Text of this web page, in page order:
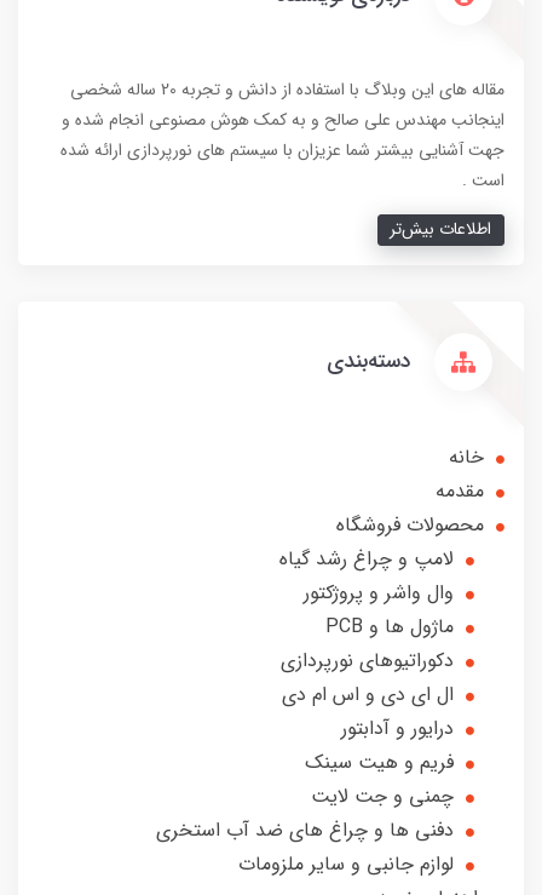
مقاله های این وبلاگ با استفاده از دانش و تجربه 20 ساله شخصی
اینجانب مهندس علی صالح و به کمک هوش مصنوعی انجام شده و
جهت آشنایی بیشتر شما عزیزان با سیستم های نورپردازی ارائه شده
است .
اطلاعات بیش‌تر
دسته‌بندی
خانه
مقدمه
محصولات فروشگاه
لامپ و چراغ رشد گیاه
وال واشر و پروژکتور
ماژول ها و PCB
دکوراتیوهای نورپردازی
ال ای دی و اس ام دی
درایور و آدابتور
فریم و هیت سینک
چمنی و جت لایت
دفنی ها و چراغ های ضد آب استخری
لوازم جانبی و سایر ملزومات